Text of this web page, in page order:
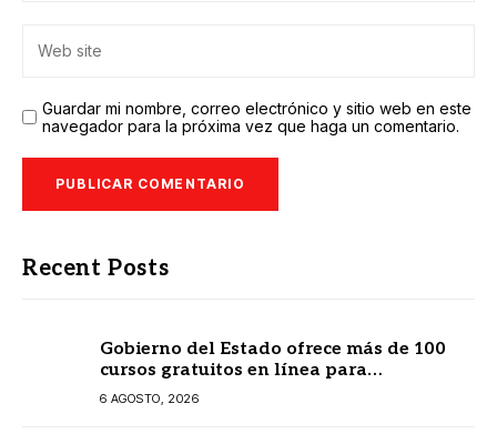
Guardar mi nombre, correo electrónico y sitio web en este
navegador para la próxima vez que haga un comentario.
Recent Posts
Gobierno del Estado ofrece más de 100
cursos gratuitos en línea para
prestadores turísticos
6 AGOSTO, 2026